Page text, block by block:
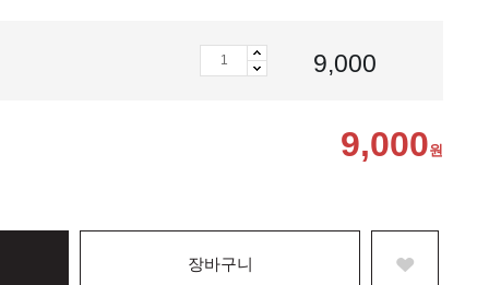
9,000
9,000원
장바구니